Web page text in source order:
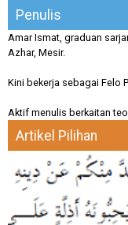
Penulis
Amar Ismat, graduan
Azhar, Mesir.
Kini bekerja sebagai Felo
Aktif menulis berkaitan
Artikel Pilihan